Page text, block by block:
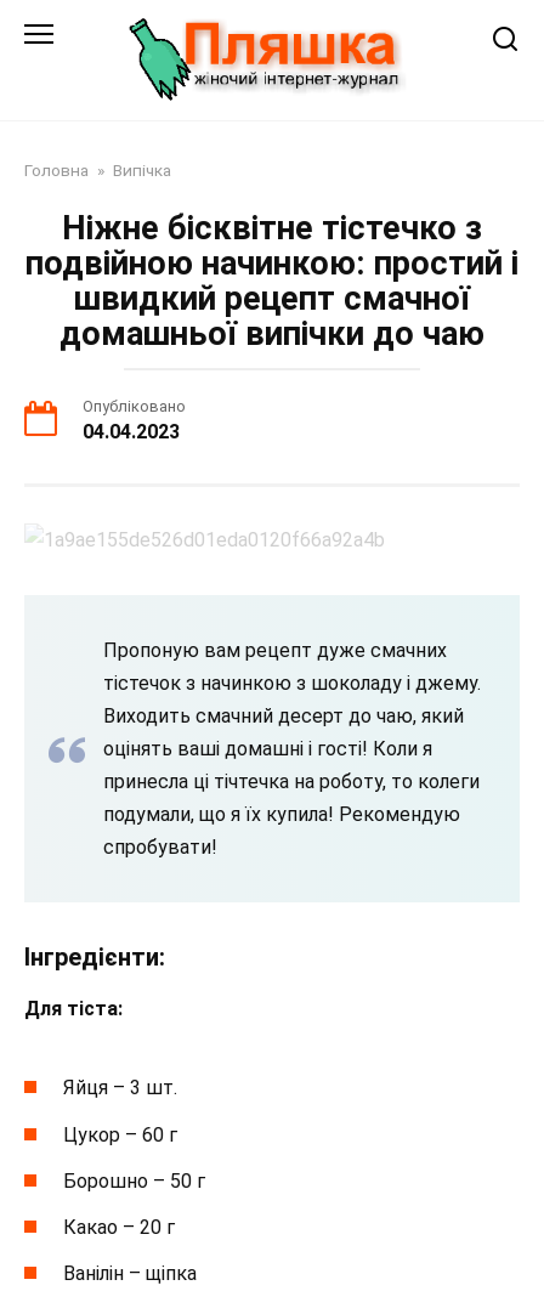
Головна » Випічка
Ніжне бісквітне тістечко з
подвійною начинкою: простий і
швидкий рецепт смачної
домашньої випічки до чаю
Опубліковано
04.04.2023
Пропоную вам рецепт дуже смачних
тістечок з начинкою з шоколаду і джему.
Виходить смачний десерт до чаю, який
оцінять ваші домашні і гості! Коли я
принесла ці тічтечка на роботу, то колеги
подумали, що я їх купила! Рекомендую
спробувати!
Інгредієнти:
Для тіста:
Яйця – 3 шт.
Цукор – 60 г
Борошно – 50 г
Какао – 20 г
Ванілін – щіпка